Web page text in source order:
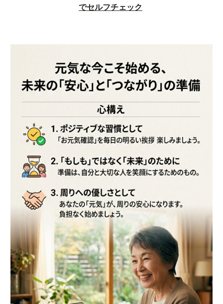
でセルフチェック